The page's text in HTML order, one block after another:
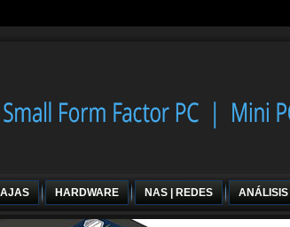
HARDWARE NAS | REDES ANÁLISIS